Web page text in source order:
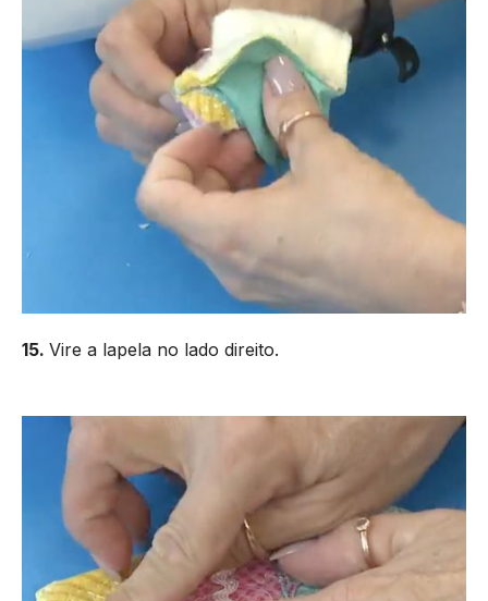
15. Vire a lapela no lado direito.